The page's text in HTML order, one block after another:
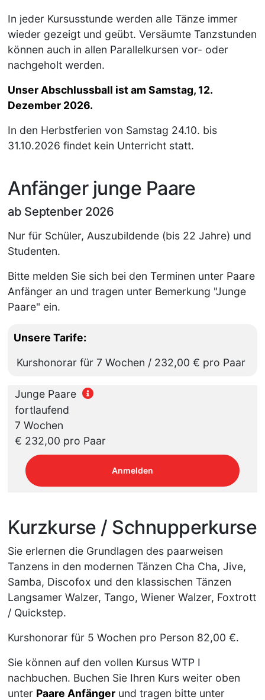
In jeder Kursusstunde werden alle Tänze immer
wieder gezeigt und geübt. Versäumte Tanzstunden
können auch in allen Parallelkursen vor- oder
nachgeholt werden.
Unser Abschlussball ist am Samstag, 12.
Dezember 2026.
In den Herbstferien von Samstag 24.10. bis
31.10.2026 findet kein Unterricht statt.
Anfänger junge Paare
ab Septenber 2026
Nur für Schüler, Auszubildende (bis 22 Jahre) und
Studenten.
Bitte melden Sie sich bei den Terminen unter Paare
Anfänger an und tragen unter Bemerkung "Junge
Paare" ein.
Unsere Tarife:
Kurshonorar für 7 Wochen / 232,00 € pro Paar
Junge Paare
fortlaufend
7 Wochen
€ 232,00 pro Paar
Anmelden
Kurzkurse / Schnupperkurse
Sie erlernen die Grundlagen des paarweisen
Tanzens in den modernen Tänzen Cha Cha, Jive,
Samba, Discofox und den klassischen Tänzen
Langsamer Walzer, Tango, Wiener Walzer, Foxtrott
/ Quickstep.
Kurshonorar für 5 Wochen pro Person 82,00 €.
Sie können auf den vollen Kursus WTP I
nachbuchen. Buchen Sie Ihren Kurs weiter oben
unter Paare Anfänger und tragen bitte unter